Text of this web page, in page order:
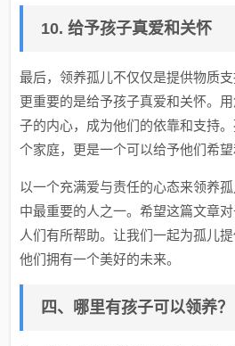
10. 给予孩子真爱和关怀
最后，领养孤儿不仅仅是提供物质支
更重要的是给予孩子真爱和关怀。
子的内心，成为他们的依靠和支持
个家庭，更是一个可以给予他们希望
以一个充满爱与责任的心态来领养
中最重要的人之一。希望这篇文章
人们有所帮助。让我们一起为孤儿
他们拥有一个美好的未来。
四、哪里有孩子可以领养？